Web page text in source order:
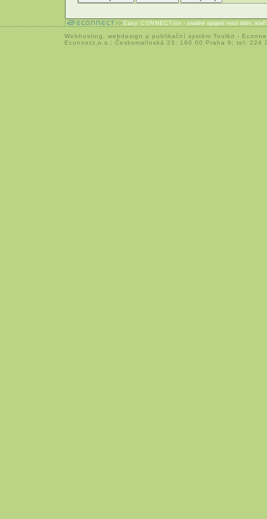
Easy CONNECTion - snadné spojení mezi lidmi,
Webhosting webdesign a publikační systém Toolkit -
Econnect,o.s.; Českomalínská 23; 160 00 Praha 6; tel: 224